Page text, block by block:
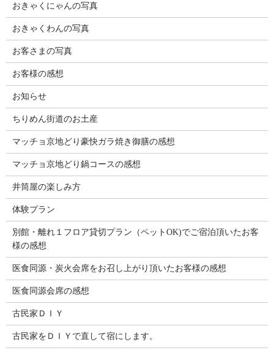
おきゃくにゃんの写真
おきゃくわんの写真
お客さまの写真
お客様の感想
お知らせ
ちりめん街道のお土産
マッチョ京地どり豪快ガラ焼き御膳の感想
マッチョ京地どり鍋コースの感想
井筒屋の楽しみ方
体験プラン
別館・離れ１フロア貸切プラン（ペットOK)でご宿泊頂いたお客
様の感想
医食同源・炭火会席をお召し上がり頂いたお客様の感想
医食同源会席の感想
古民家ＤＩＹ
古民家をＤＩＹで直して宿にします。